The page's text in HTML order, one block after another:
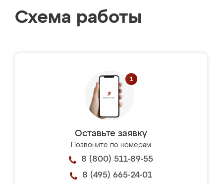
Схема работы
Оставьте заявку
Позвоните по номерам
8 (800) 511-89-55
8 (495) 665-24-01